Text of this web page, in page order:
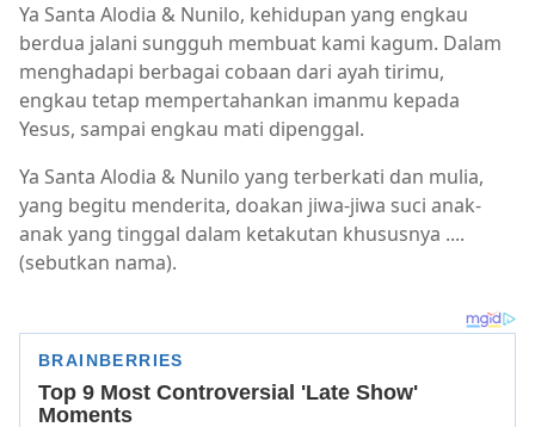
Ya Santa Alodia & Nunilo, kehidupan yang engkau
berdua jalani sungguh membuat kami kagum. Dalam
menghadapi berbagai cobaan dari ayah tirimu,
engkau tetap mempertahankan imanmu kepada
Yesus, sampai engkau mati dipenggal.
Ya Santa Alodia & Nunilo yang terberkati dan mulia,
yang begitu menderita, doakan jiwa-jiwa suci anak-
anak yang tinggal dalam ketakutan khususnya ....
(sebutkan nama).